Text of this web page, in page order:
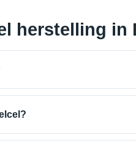
herstelling in